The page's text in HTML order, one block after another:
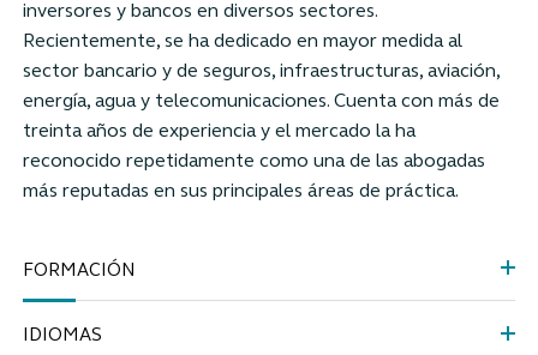
inversores y bancos en diversos sectores.
Recientemente, se ha dedicado en mayor medida al
sector bancario y de seguros, infraestructuras, aviación,
energía, agua y telecomunicaciones. Cuenta con más de
treinta años de experiencia y el mercado la ha
reconocido repetidamente como una de las abogadas
más reputadas en sus principales áreas de práctica.
FORMACIÓN
IDIOMAS